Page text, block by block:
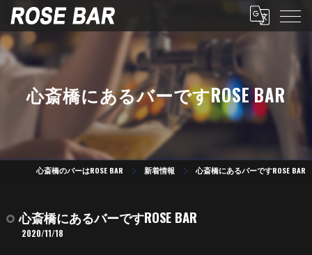
心斎橋にあるバーですROSE BAR
心斎橋のバーはROSE BAR 新着情報 心斎橋にあるバーですROSE BAR
心斎橋にあるバーですROSE BAR
2020/11/18